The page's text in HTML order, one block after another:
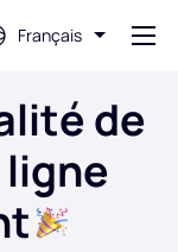
Français
de